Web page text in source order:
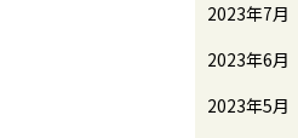
2023年7月
2023年6月
2023年5月